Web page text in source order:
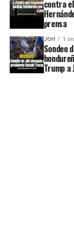
contra
prensa
JOH 1
Sondeo
Trump a